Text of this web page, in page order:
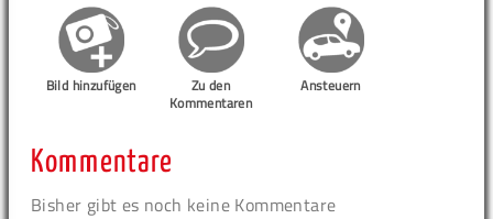
Bild hinzufügen
Zu den
Kommentaren
Ansteuern
Kommentare
Bisher gibt es noch keine Kommentare